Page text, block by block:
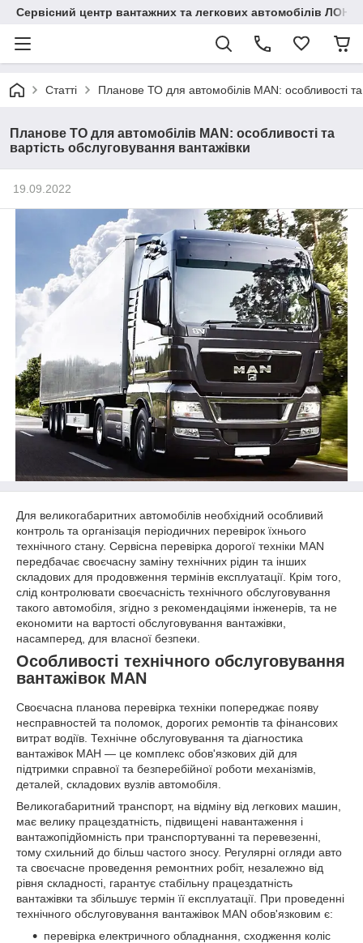
Сервісний центр вантажних та легкових автомобілів
Статті Планове ТО для автомобілів MAN: особливості
Планове ТО для автомобілів MAN: особливості та
вартість обслуговування вантажівки
19.09.2022
Для великогабаритних автомобілів необхідний особливий
контроль та організація періодичних перевірок їхнього
технічного стану. Сервісна перевірка дорогої техніки MAN
передбачає своєчасну заміну технічних рідин та інших
складових для продовження термінів експлуатації. Крім того,
слід контролювати своєчасність технічного обслуговування
такого автомобіля, згідно з рекомендаціями інженерів, та не
економити на вартості обслуговування вантажівки,
насамперед, для власної безпеки.
Особливості технічного обслуговування
вантажівок MAN
Своєчасна планова перевірка техніки попереджає появу
несправностей та поломок, дорогих ремонтів та фінансових
витрат водіїв. Технічне обслуговування та діагностика
вантажівок МАН — це комплекс обов'язкових дій для
підтримки справної та безперебійної роботи механізмів,
деталей, складових вузлів автомобіля.
Великогабаритний транспорт, на відміну від легкових машин,
має велику працездатність, підвищені навантаження і
вантажопідйомність при транспортуванні та перевезенні,
тому схильний до більш частого зносу. Регулярні огляди авто
та своєчасне проведення ремонтних робіт, незалежно від
рівня складності, гарантує стабільну працездатність
вантажівки та збільшує термін її експлуатації. При проведенні
технічного обслуговування вантажівок MAN обов'язковим є:
перевірка електричного обладнання, сходження коліс